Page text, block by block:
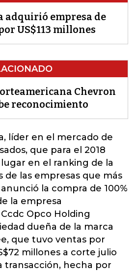
adquirió empresa de
US$113 millones
Chevron
reconocimiento
, líder en el mercado de
que para el 2018
en el ranking de la
de las empresas que más
la compra de 100%
la empresa
Opco Holding
dueña de la marca
que tuvo ventas por
millones a corte julio
transacción, hecha por